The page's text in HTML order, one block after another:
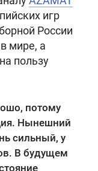
игр
России
мире, а
пользу
потому
Нынешний
сильный, у
В будущем